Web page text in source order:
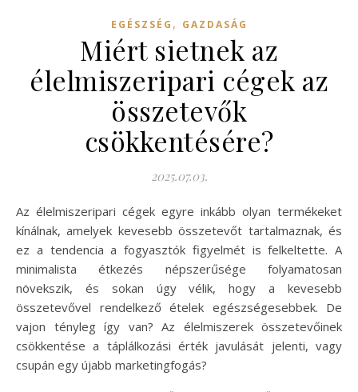
EGÉSZSÉG , GAZDASÁG
Miért sietnek az
élelmiszeripari cégek az
összetevők
csökkentésére?
2025.07.03.
Az élelmiszeripari cégek egyre inkább olyan termékeket
kínálnak, amelyek kevesebb összetevőt tartalmaznak, és
ez a tendencia a fogyasztók figyelmét is felkeltette. A
minimalista étkezés népszerűsége folyamatosan
növekszik, és sokan úgy vélik, hogy a kevesebb
összetevővel rendelkező ételek egészségesebbek. De
vajon tényleg így van? Az élelmiszerek összetevőinek
csökkentése a táplálkozási érték javulását jelenti, vagy
csupán egy újabb marketingfogás?